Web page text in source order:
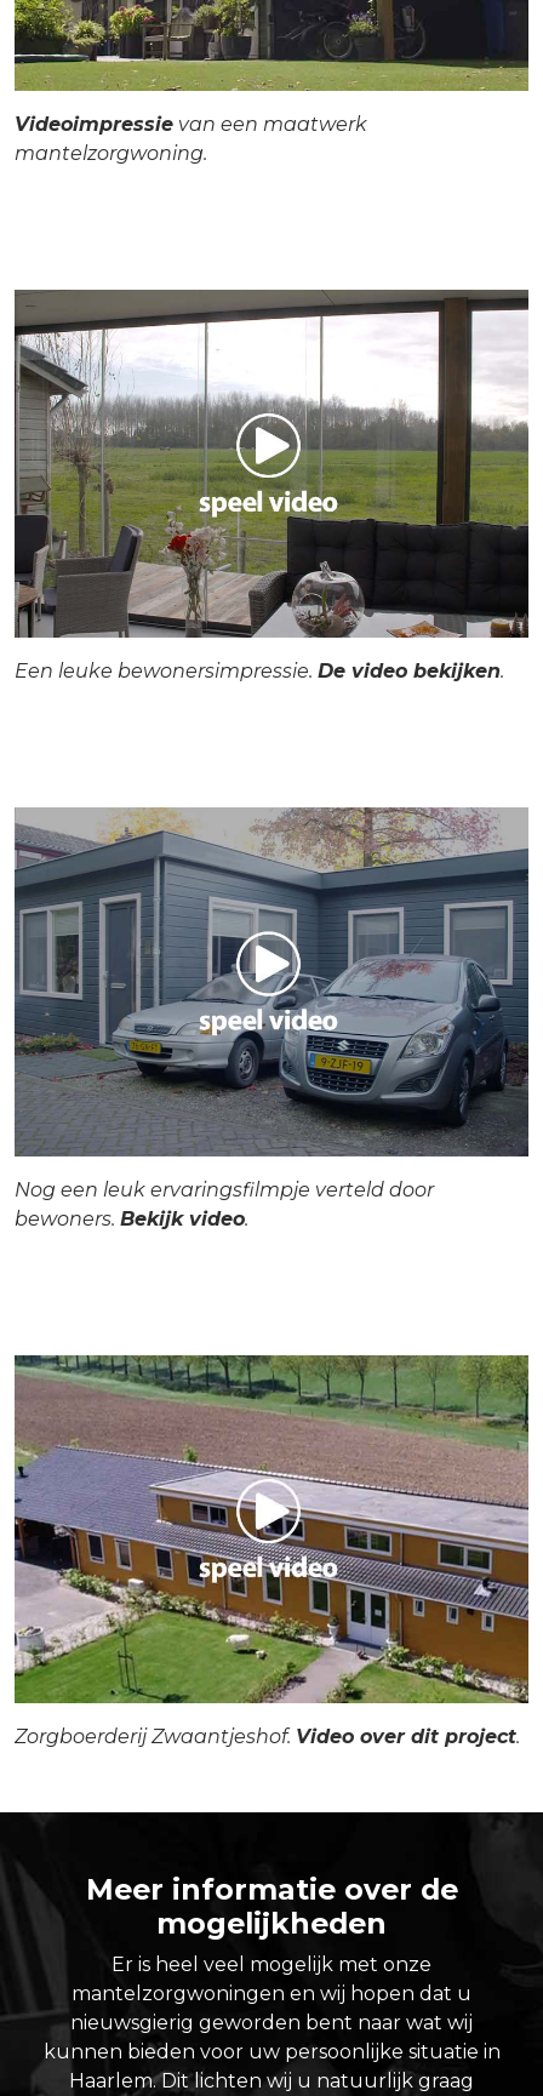
Videoimpressie van een maatwerk
mantelzorgwoning.
Een leuke bewonersimpressie. De video bekijken.
Nog een leuk ervaringsfilmpje verteld door
bewoners. Bekijk video.
Zorgboerderij Zwaantjeshof. Video over dit project.
Meer informatie over de
mogelijkheden
Er is heel veel mogelijk met onze
mantelzorgwoningen en wij hopen dat u
nieuwsgierig geworden bent naar wat wij
kunnen bieden voor uw persoonlijke situatie in
Haarlem. Dit lichten wij u natuurlijk graag